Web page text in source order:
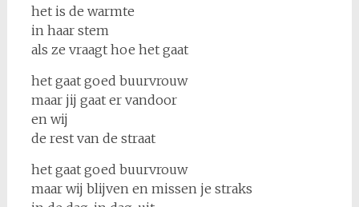
het is de warmte
in haar stem
als ze vraagt hoe het gaat
het gaat goed buurvrouw
maar jij gaat er vandoor
en wij
de rest van de straat
het gaat goed buurvrouw
maar wij blijven en missen je straks